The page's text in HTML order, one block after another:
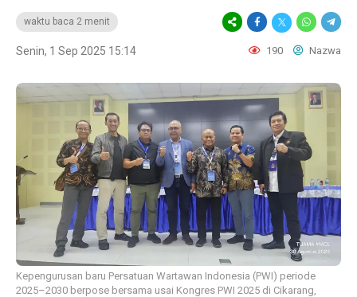
waktu baca 2 menit
Senin, 1 Sep 2025 15:14 190 Nazwa
Kepengurusan baru Persatuan Wartawan Indonesia (PWI) periode
2025–2030 berpose bersama usai Kongres PWI 2025 di Cikarang,